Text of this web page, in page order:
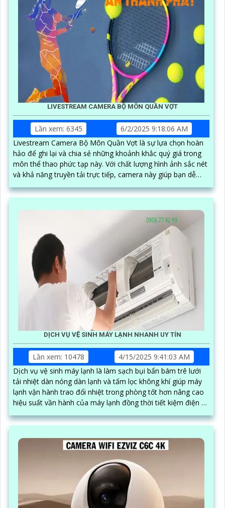
LIVESTREAM CAMERA BỘ MÔN QUẦN VỢT
Lần xem: 6345
6/2/2025 9:18:06 AM
Livestream Camera Bộ Môn Quần Vợt là sự lựa chọn hoàn
hảo để ghi lại và chia sẻ những khoảnh khắc quý giá trong
môn thể thao phức tạp này. Với chất lượng hình ảnh sắc nét
và khả năng truyền tải trực tiếp, camera này giúp bạn dễ
dàng theo dõi và ghi lại các trận đấu quần vợt để giữ lại
những kỷ niệm đáng nhớ
DỊCH VỤ VỆ SINH MÁY LẠNH NHANH UY TÍN
Lần xem: 10478
4/15/2025 9:41:03 AM
Dịch vụ vệ sinh máy lạnh là làm sạch bụi bẩn bám trê lưới
tải nhiệt dàn nóng dàn lạnh và tấm lọc không khí giúp máy
lạnh vận hành trao đổi nhiệt trong phòng tốt hơn nâng cao
hiệu suất vần hành của máy lạnh đồng thời tiết kiệm điện và
tạo không khí trong lành chống mùi hôi